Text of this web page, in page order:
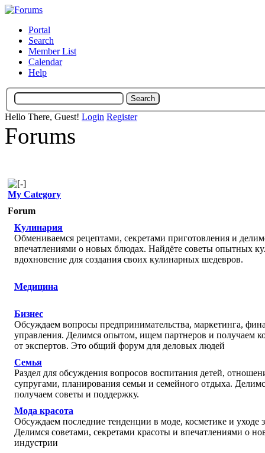
Portal
Search
Member List
Calendar
Help
Hello There, Guest! Login Register
Forums
My Category
Forum
Кулинария
Обмениваемся рецептами, секретами приготовления и
впечатлениями о новых блюдах. Найдёте советы опытных
вдохновение для создания своих кулинарных шедевров.
Медицина
Бизнес
Обсуждаем вопросы предпринимательства, маркетинга,
управления. Делимся опытом, ищем партнеров и получаем
от экспертов. Это общий форум для деловых людей
Семья
Раздел для обсуждения вопросов воспитания детей,
супругами, планирования семьи и семейного отдыха.
получаем советы и поддержку.
Мода красота
Обсуждаем последние тенденции в моде, косметике и уходе
Делимся советами, секретами красоты и впечатлениями о
индустрии